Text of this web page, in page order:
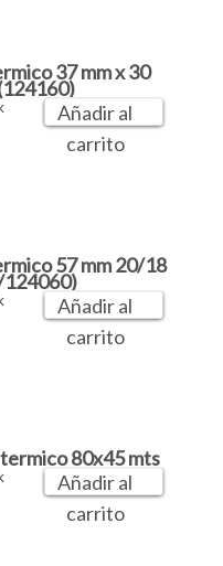
37 mm x 30
Añadir al
carrito
57 mm 20/18
Añadir al
carrito
80x45 mts
Añadir al
carrito